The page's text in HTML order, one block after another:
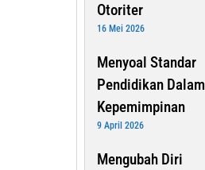
Otoriter
16 Mei 2026
Menyoal Standar
Pendidikan Dalam
Kepemimpinan
9 April 2026
Mengubah Diri